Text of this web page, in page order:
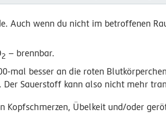
Auch wenn du nicht im betroffenen
2 – brennbar.
mal besser an die roten
Sauerstoff kann also nicht mehr
Kopfschmerzen, Übelkeit und/oder